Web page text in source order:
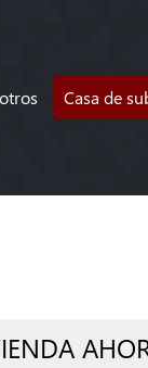
Casa de